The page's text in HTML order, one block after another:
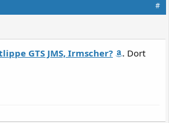
#
GTS JMS, Irmscher?
. Dort